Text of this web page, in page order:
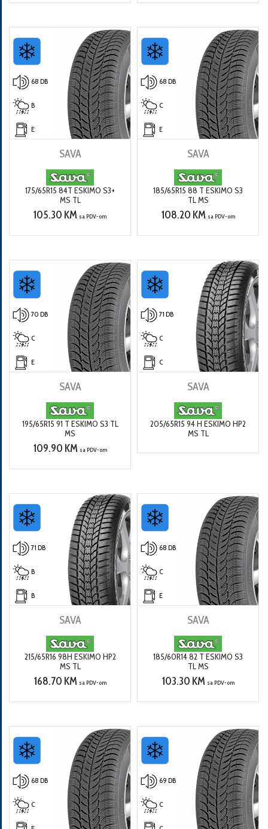
68 DB
B
E
SAVA
175/65R15 84T ESKIMO S3+
MS TL
105.30 KM sa PDV-om
68 DB
C
E
SAVA
185/65R15 88 T ESKIMO S3
TL MS
108.20 KM sa PDV-om
70 DB
C
E
SAVA
195/65R15 91 T ESKIMO S3 TL
MS
109.90 KM sa PDV-om
71 DB
C
C
SAVA
205/65R15 94 H ESKIMO HP2
MS TL
71 DB
B
B
SAVA
215/65R16 98H ESKIMO HP2
MS TL
168.70 KM sa PDV-om
68 DB
C
E
SAVA
185/60R14 82 T ESKIMO S3
TL MS
103.30 KM sa PDV-om
68 DB
C
69 DB
C